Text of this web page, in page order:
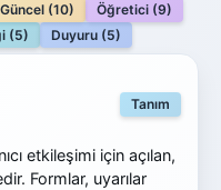
Güncel (10)
Öğretici (9)
(5) Duyuru (5)
Tanım
etkileşimi için açılan,
Formlar, uyarılar